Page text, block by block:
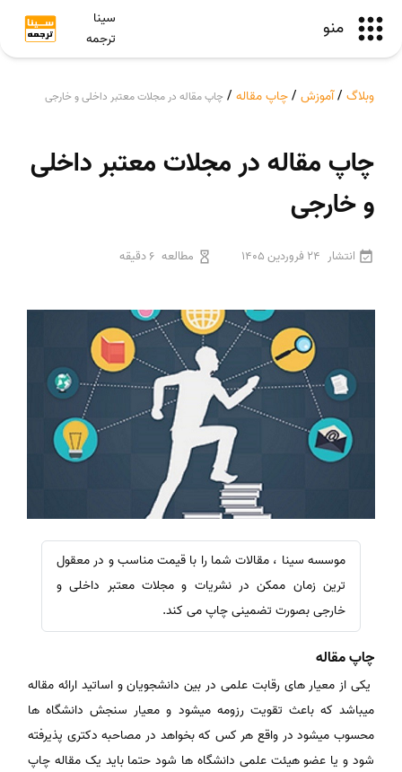
منو
سینا
ترجمه
وبلاگ /آموزش /چاپ مقاله / چاپ مقاله در مجلات معتبر داخلی و خارجی
چاپ مقاله در مجلات معتبر داخلی
و خارجی
انتشار 24 فروردین 1405 مطالعه 6 دقیقه
موسسه سینا ، مقالات شما را با قیمت مناسب و در معقول
ترین زمان ممکن در نشریات و مجلات معتبر داخلی و
خارجی بصورت تضمینی چاپ می کند.
چاپ مقاله
یکی از معیار های رقابت علمی در بین دانشجویان و اساتید ارائه مقاله
میباشد که باعث تقویت رزومه میشود و معیار سنجش دانشگاه ها
محسوب میشود در واقع هر کس که بخواهد در مصاحبه دکتری پذیرفته
شود و یا عضو هیئت علمی دانشگاه ها شود حتما باید یک مقاله چاپ